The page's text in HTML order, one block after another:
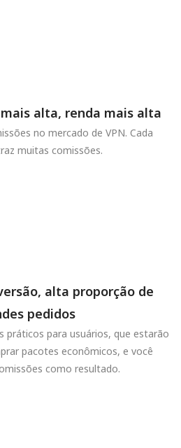
alta, renda mais alta
no mercado de VPN. Cada
muitas comissões.
alta proporção de
pedidos
práticos para usuários, que estarão
pacotes econômicos, e você
como resultado.